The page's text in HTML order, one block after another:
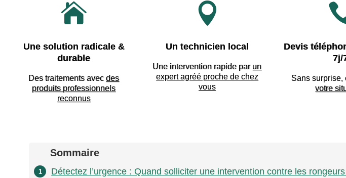

Une solution radicale &
durable
Des traitements avecdes
produits professionnels
reconnus

Un technicien local
Une intervention rapide par un
expert agréé proche de chez
vous
Devis
7j/
Sans surprise,
votre
Sommaire
1 Détectez l’urgence : Quand solliciter une intervention contre les